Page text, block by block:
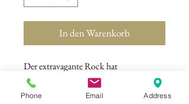
In den Warenkorb
Der extravagante Rock hat
Assymetrische Raffungen an der
Vorderseite und wirkt dadurch elegant
Phone Email Address